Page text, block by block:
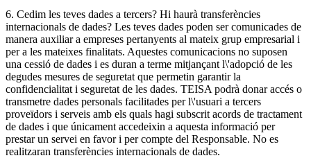
6. Cedim les teves dades a tercers? Hi haurà transferències
internacionals de dades? Les teves dades poden ser comunicades de
manera auxiliar a empreses pertanyents al mateix grup empresarial i
per a les mateixes finalitats. Aquestes comunicacions no suposen
una cessió de dades i es duran a terme mitjançant l\'adopció de les
degudes mesures de seguretat que permetin garantir la
confidencialitat i seguretat de les dades. TEISA podrà donar accés o
transmetre dades personals facilitades per l\'usuari a tercers
proveïdors i serveis amb els quals hagi subscrit acords de tractament
de dades i que únicament accedeixin a aquesta informació per
prestar un servei en favor i per compte del Responsable. No es
realitzaran transferències internacionals de dades.